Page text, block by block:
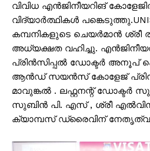
വിവിധ എൻജിനീയറിങ്
വിദ്യാർത്ഥികൾ
കമ്പനികളുടെ ചെയർമാൻ
അധ്യക്ഷത വഹിച്ചു.
പ്രിൻസിപ്പൽ ഡോക്ടർ അനൂപ്
ആൻഡ് സയൻസ് കോളേജ്
മാവുങ്കൽ . ലഫ്റ്റനന്റ് ഡോക്ടർ
സുബിൻ പി. എസ് , ശ്രീ
ക്യാമ്പസ് ഡ്രൈവിന്